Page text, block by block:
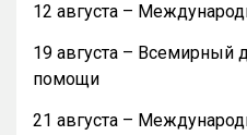
12 августа –
19 августа – Всемирный
помощи
21 августа –